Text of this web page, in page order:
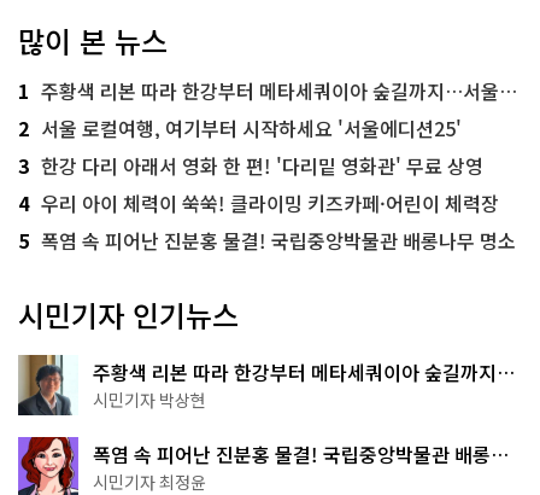
많이 본 뉴스
1 주황색 리본 따라 한강부터 메타세쿼이아 숲길까지…서울둘레길 15코스
2 서울 로컬여행, 여기부터 시작하세요 '서울에디션25'
3 한강 다리 아래서 영화 한 편! '다리밑 영화관' 무료 상영
4 우리 아이 체력이 쑥쑥! 클라이밍 키즈카페·어린이 체력장
5 폭염 속 피어난 진분홍 물결! 국립중앙박물관 배롱나무 명소
시민기자 인기뉴스
주황색 리본 따라 한강부터 메타세쿼이아 숲길까지…
서울둘레길 15코스
시민기자 박상현
폭염 속 피어난 진분홍 물결! 국립중앙박물관 배롱나
무 명소
시민기자 최정윤